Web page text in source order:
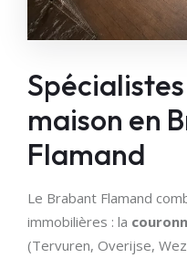
maison en
Flamand
Le Brabant Flamand
immobilières : la
(Tervuren, Overijse,